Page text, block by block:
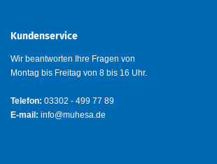
Kundenservice
Wir beantworten Ihre Fragen von
Montag bis Freitag von 8 bis 16 Uhr.
Telefon: 03302 - 499 77 89
E-mail: info@muhesa.de